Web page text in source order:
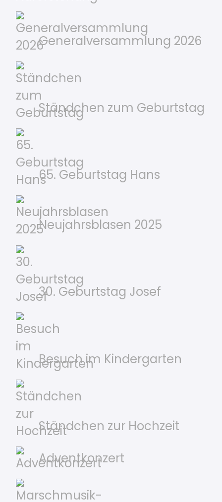
Generalversammlung 2026
Ständchen zum Geburtstag
65. Geburtstag Hans
Neujahrsblasen 2025
30. Geburtstag Josef
Besuch im Kindergarten
Ständchen zur Hochzeit
Adventkonzert